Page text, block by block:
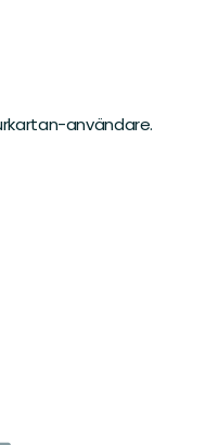
användare.